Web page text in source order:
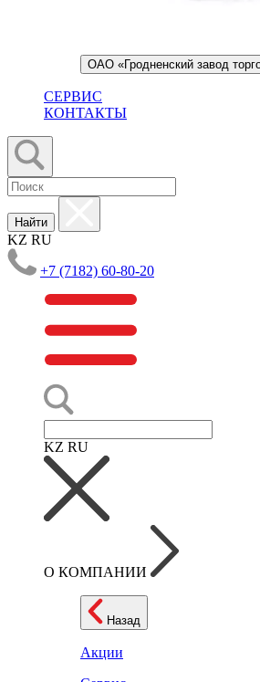
ОАО «Гродненский завод
СЕРВИС
КОНТАКТЫ
Найти
KZ RU
+7 (7182) 60-80-20
KZ RU
О КОМПАНИИ
Назад
Акции